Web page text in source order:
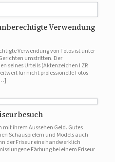
Verwendung
Verwendung von Fotos ist unter
umstritten. Der
seines Urteils (Aktenzeichen I ZR
für nicht professionelle Fotos
ihrem Aussehen Geld. Gutes
Schauspielern und Models auch
der Friseur eine handwerklich
Färbung bei einem Friseur